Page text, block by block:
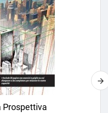
Prospettiva